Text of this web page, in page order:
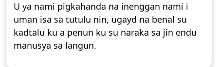
U ya nami pigkahanda na inenggan nami i
uman isa sa tutulu nin, ugayd na benal su
kadtalu ku a penun ku su naraka sa jin endu
manusya sa langun.